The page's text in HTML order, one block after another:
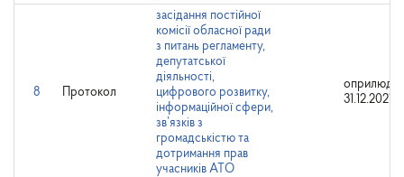
8 Протокол
засідання постійної
комісії обласної ради
з питань регламенту,
депутатської
діяльності,
цифрового розвитку,
інформаційної сфери,
зв’язків з
громадськістю та
дотримання прав
учасників АТО
31.12.2021